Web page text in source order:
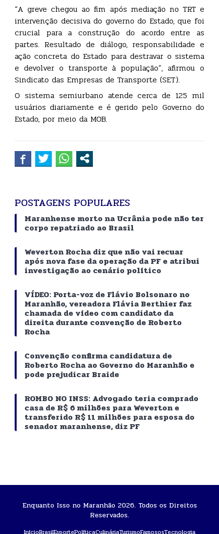
“A greve chegou ao fim após mediação no TRT e
intervenção decisiva do governo do Estado, que foi
crucial para a construção do acordo entre as
partes. Resultado de diálogo, responsabilidade e
ação concreta do Estado para destravar o sistema
e devolver o transporte à população”, afirmou o
Sindicato das Empresas de Transporte (SET).
O sistema semiurbano atende cerca de 125 mil
usuários diariamente e é gerido pelo Governo do
Estado, por meio da MOB.
POSTAGENS POPULARES
Maranhense morto na Ucrânia pode não ter
corpo repatriado ao Brasil
Weverton Rocha diz que não vai recuar
após nova fase da operação da PF e atribui
investigação ao cenário político
VÍDEO: Porta-voz de Flávio Bolsonaro no
Maranhão, vereadora Flávia Berthier faz
chamada de vídeo com candidato da
direita durante convenção de Roberto
Rocha
Convenção confirma candidatura de
Roberto Rocha ao Governo do Maranhão e
pode prejudicar Braide
ROMBO NO INSS: Advogado teria comprado
casa de R$ 6 milhões para Weverton e
transferido R$ 11 milhões para esposa do
senador maranhense, diz PF
Enquanto Isso no Maranhão 2026. Todos os Direitos
Reservados.
InícioBrasilEsportePolíticaCulináriaTurismoFamososTecnologia